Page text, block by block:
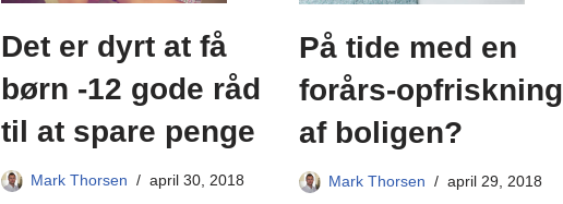
Det er dyrt at få
børn -12 gode råd
til at spare penge
Mark Thorsen april 30, 2018
På tide med en
forårs-opfriskning
af boligen?
Mark Thorsen april 29, 2018